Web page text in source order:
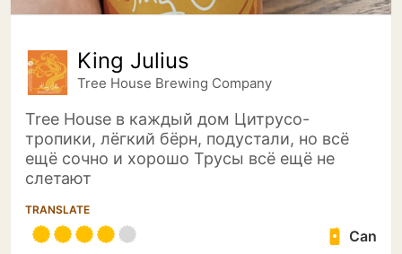
King Julius
Tree House Brewing Company
Tree House в каждый дом Цитрусо-
тропики, лëгкий бëрн, подустали, но всё
ещё сочно и хорошо Трусы всё ещё не
слетают
TRANSLATE
Can